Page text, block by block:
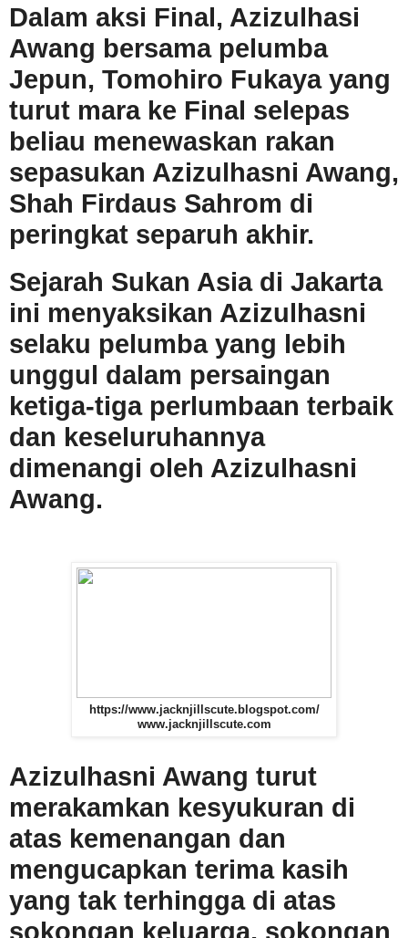
Dalam aksi Final, Azizulhasi
Awang bersama pelumba
Jepun, Tomohiro Fukaya yang
turut mara ke Final selepas
beliau menewaskan rakan
sepasukan Azizulhasni Awang,
Shah Firdaus Sahrom di
peringkat separuh akhir.
Sejarah Sukan Asia di Jakarta
ini menyaksikan Azizulhasni
selaku pelumba yang lebih
unggul dalam persaingan
ketiga-tiga perlumbaan terbaik
dan keseluruhannya
dimenangi oleh Azizulhasni
Awang.
https://www.jacknjillscute.blogspot.com/
www.jacknjillscute.com
Azizulhasni Awang turut
merakamkan kesyukuran di
atas kemenangan dan
mengucapkan terima kasih
yang tak terhingga di atas
sokongan keluarga, sokongan